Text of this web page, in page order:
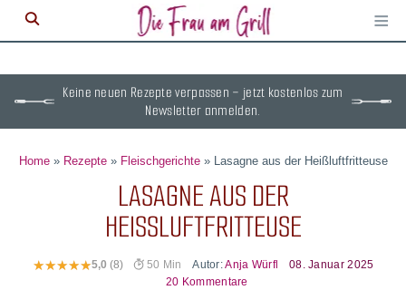
≡
Keine neuen Rezepte verpassen – jetzt kostenlos zum
Newsletter anmelden.
Home» Rezepte» Fleischgerichte» Lasagne aus der Heißluftfritteuse
LASAGNE AUS DER
HEISSLUFTFRITTEUSE
5,0 (8) 50 Min Autor:Anja Würfl
08. Januar 2025
20 Kommentare